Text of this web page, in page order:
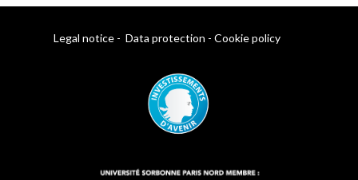
Legal notice - Data protection - Cookie policy